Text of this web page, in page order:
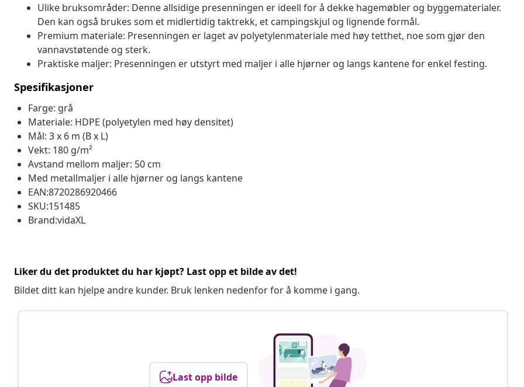
Ulike bruksområder: Denne allsidige presenningen er ideell for å dekke hagemøbler og byggematerialer.
Den kan også brukes som et midlertidig taktrekk, et campingskjul og lignende formål.
Premium materiale: Presenningen er laget av polyetylenmateriale med høy tetthet, noe som gjør den
vannavstøtende og sterk.
Praktiske maljer: Presenningen er utstyrt med maljer i alle hjørner og langs kantene for enkel festing.
Spesifikasjoner
Farge: grå
Materiale: HDPE (polyetylen med høy densitet)
Mål: 3 x 6 m (B x L)
Vekt: 180 g/m²
Avstand mellom maljer: 50 cm
Med metallmaljer i alle hjørner og langs kantene
EAN:8720286920466
SKU:151485
Brand:vidaXL
Liker du det produktet du har kjøpt? Last opp et bilde av det!
Bildet ditt kan hjelpe andre kunder. Bruk lenken nedenfor for å komme i gang.
Last opp bilde